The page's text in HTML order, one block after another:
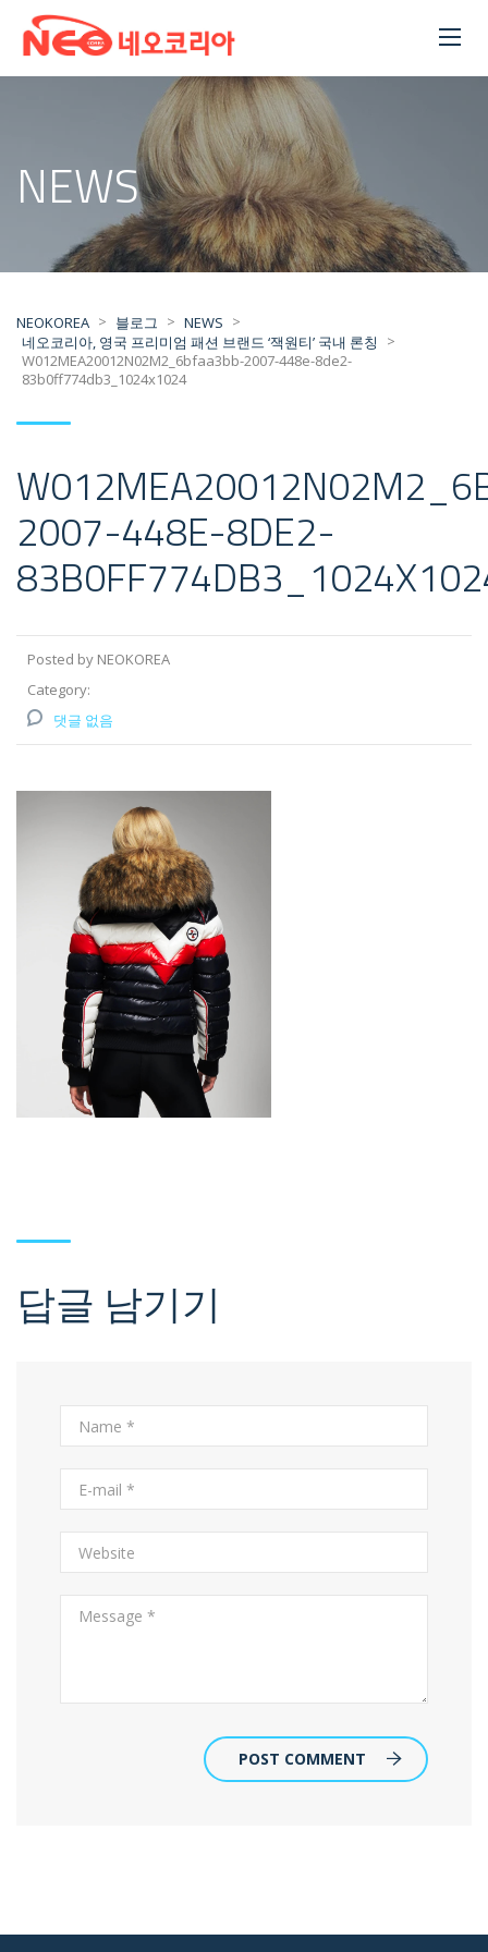
NEWS
NEOKOREA > 블로그 > NEWS >
네오코리아, 영국 프리미엄 패션 브랜드 ‘잭원티’ 국내 론칭
>
W012MEA20012N02M2_6bfaa3bb-2007-448e-8de2-
83b0ff774db3_1024x1024
2007-448E-8DE2-
Posted by NEOKOREA
Category:
댓글 없음
답글 남기기
POST COMMENT